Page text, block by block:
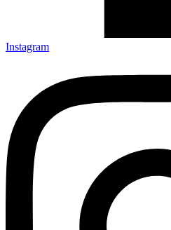
Instagram